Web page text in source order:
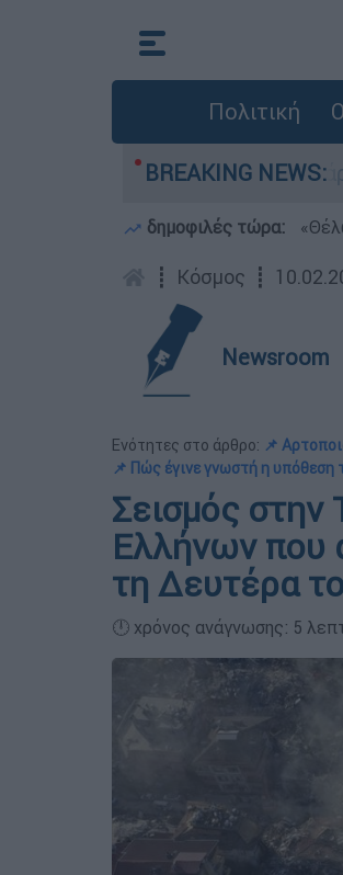
Πολιτική
BREAKING NEWS:
4χρονου στην Πάρο - Στο
δημοφιλές τώρα:
┋ Κόσμος ┋
Newsroom
Ενότητες στο άρθρο: 📌
📌 Πώς έγινε γνωστή η
Σεισμός στην
Ελλήνων που
τη Δευτέρα
🕛 χρόνος ανάγνωσης: 5